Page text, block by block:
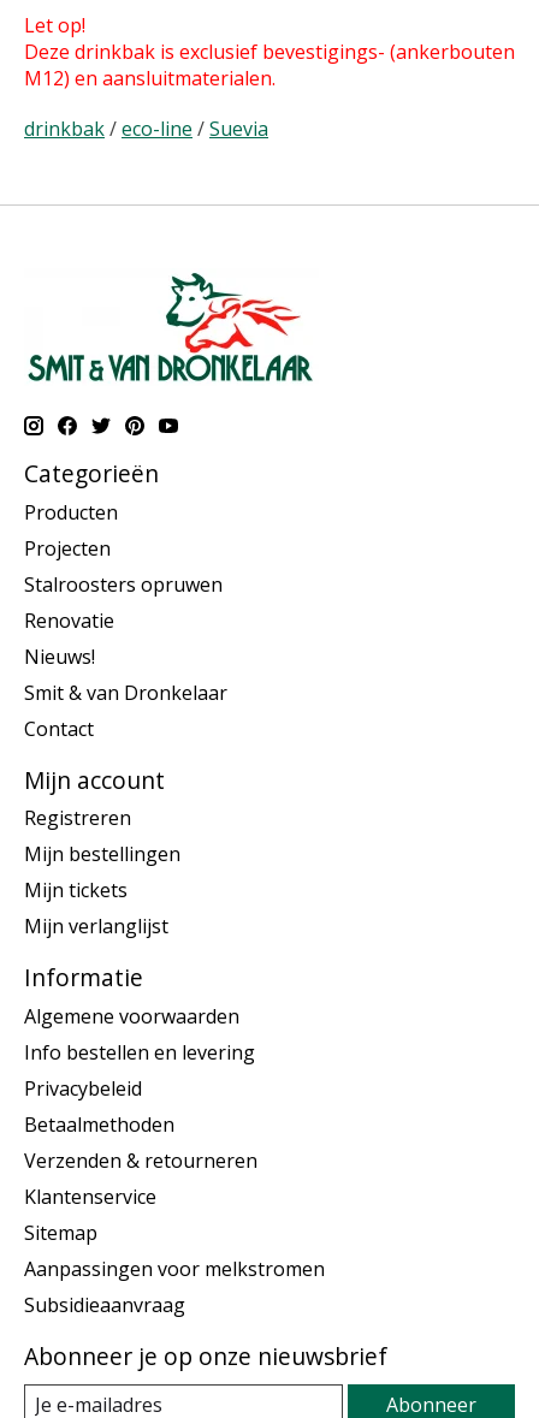
Let op!
Deze drinkbak is exclusief bevestigings- (ankerbouten
M12) en aansluitmaterialen.
drinkbak/eco-line /Suevia
Categorieën
Producten
Projecten
Stalroosters opruwen
Renovatie
Nieuws!
Smit & van Dronkelaar
Contact
Mijn account
Registreren
Mijn bestellingen
Mijn tickets
Mijn verlanglijst
Informatie
Algemene voorwaarden
Info bestellen en levering
Privacybeleid
Betaalmethoden
Verzenden & retourneren
Klantenservice
Sitemap
Aanpassingen voor melkstromen
Subsidieaanvraag
Abonneer je op onze nieuwsbrief
Abonneer